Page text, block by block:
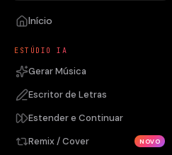
Início
ESTÚDIO IA
Gerar Música
Escritor de Letras
Estender e Continuar
Remix / Cover
NOVO